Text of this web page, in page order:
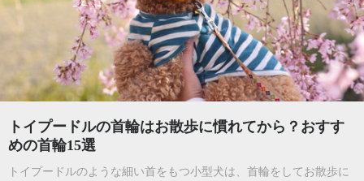
トイプードルの首輪はお散歩に慣れてから？おすす
めの首輪15選
トイプードルのような細い首をもつ小型犬は、首輪をしてお散歩に